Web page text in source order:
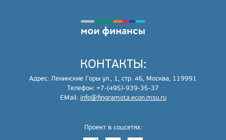
КОНТАКТЫ:
Адрес: Ленинские Горы ул., 1, стр. 46, Москва, 119991
Телефон: +7-(495)-939-35-37
EMail: info@fingramota.econ.msu.ru
Проект в соцсетях: